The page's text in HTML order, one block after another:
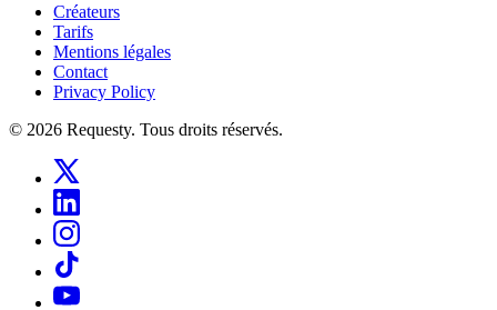
Créateurs
Tarifs
Mentions légales
Contact
Privacy Policy
© 2026 Requesty. Tous droits réservés.